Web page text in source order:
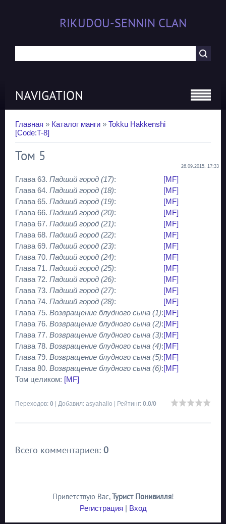
RIKUDOU-SENNIN CLAN
NAVIGATION
Главная » Каталог манги » Tokku Hakkenshi
[Code:T-8]
Том 5
26.09.2015, 17:33
Глава 63. Падший город (17):
[MF]
Глава 64. Падший город (18):
[MF]
Глава 65. Падший город (19):
[MF]
Глава 66. Падший город (20):
[MF]
Глава 67. Падший город (21):
[MF]
Глава 68. Падший город (22):
[MF]
Глава 69. Падший город (23):
[MF]
Глава 70. Падший город (24):
[MF]
Глава 71. Падший город (25):
[MF]
Глава 72. Падший город (26):
[MF]
Глава 73. Падший город (27):
[MF]
Глава 74. Падший город (28):
[MF]
Глава 75. Возвращение блудного сына (1):[MF]
Глава 76. Возвращение блудного сына (2):[MF]
Глава 77. Возвращение блудного сына (3):[MF]
Глава 78. Возвращение блудного сына (4):[MF]
Глава 79. Возвращение блудного сына (5):[MF]
Глава 80. Возвращение блудного сына (6):[MF]
Том целиком: [MF]
Переходов: 0 Добавил: asyahallo Рейтинг: 0.0/0
Всего комментариев: 0
Приветствую Вас,Турист Понивилля!
Регистрация | Вход